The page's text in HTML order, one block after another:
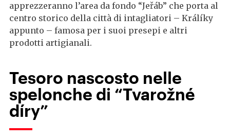
apprezzeranno l’area da fondo “Jeřáb” che porta al
centro storico della città di intagliatori – Králíky
appunto – famosa per i suoi presepi e altri
prodotti artigianali.
Tesoro nascosto nelle
spelonche di “Tvarožné
díry”